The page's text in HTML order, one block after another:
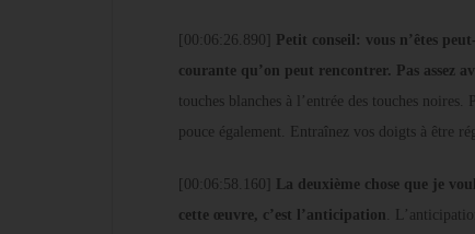
[00:06:26.890]
Petit conseil: vous n’êtes
courante qu’on peut rencontrer. Pas assez
touches blanches à l’entrée des touches
pouce également. Entraînez vos doigts à être
[00:06:58.160]
La deuxième chose que je
cette œuvre, c’est l’anticipation.